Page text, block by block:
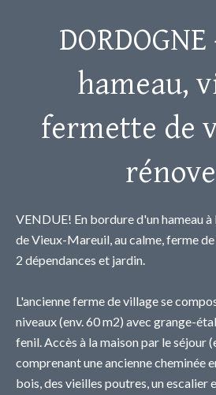
hameau,
fermette de
VENDUE! En bordure d'un hameau
de Vieux-Mareuil, au calme, ferme
2 dépendances et jardin.
L'ancienne ferme de village se
niveaux (env. 60 m2) avec grange-
fenil. Accès à la maison par le séjour
comprenant une ancienne cheminée
bois, des vieilles poutres, un escalier